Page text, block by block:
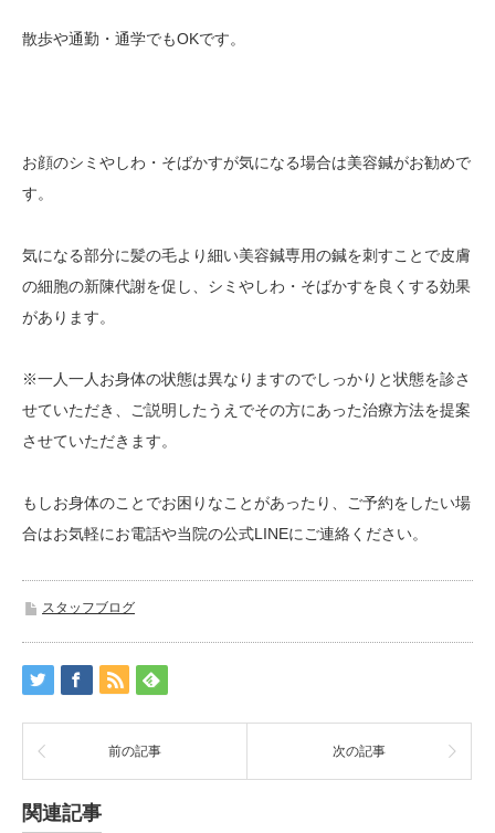
散歩や通勤・通学でもOKです。
お顔のシミやしわ・そばかすが気になる場合は美容鍼がお勧めで
す。
気になる部分に髪の毛より細い美容鍼専用の鍼を刺すことで皮膚
の細胞の新陳代謝を促し、シミやしわ・そばかすを良くする効果
があります。
※一人一人お身体の状態は異なりますのでしっかりと状態を診さ
せていただき、ご説明したうえでその方にあった治療方法を提案
させていただきます。
もしお身体のことでお困りなことがあったり、ご予約をしたい場
合はお気軽にお電話や当院の公式LINEにご連絡ください。
スタッフブログ
前の記事 次の記事
関連記事